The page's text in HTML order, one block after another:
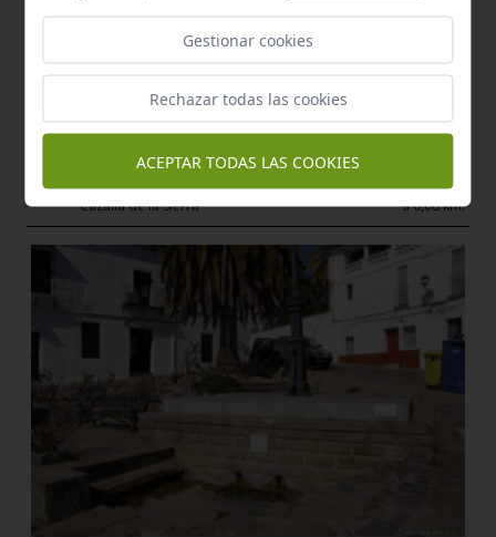
Circular
a 0,33 km.
Enclaves de interés próximos
Enclave de interés Cultural
Cazalla de la Sierra a 0,08 km.
Gestionar cookies
Rechazar todas las cookies
ACEPTAR TODAS LAS COOKIES